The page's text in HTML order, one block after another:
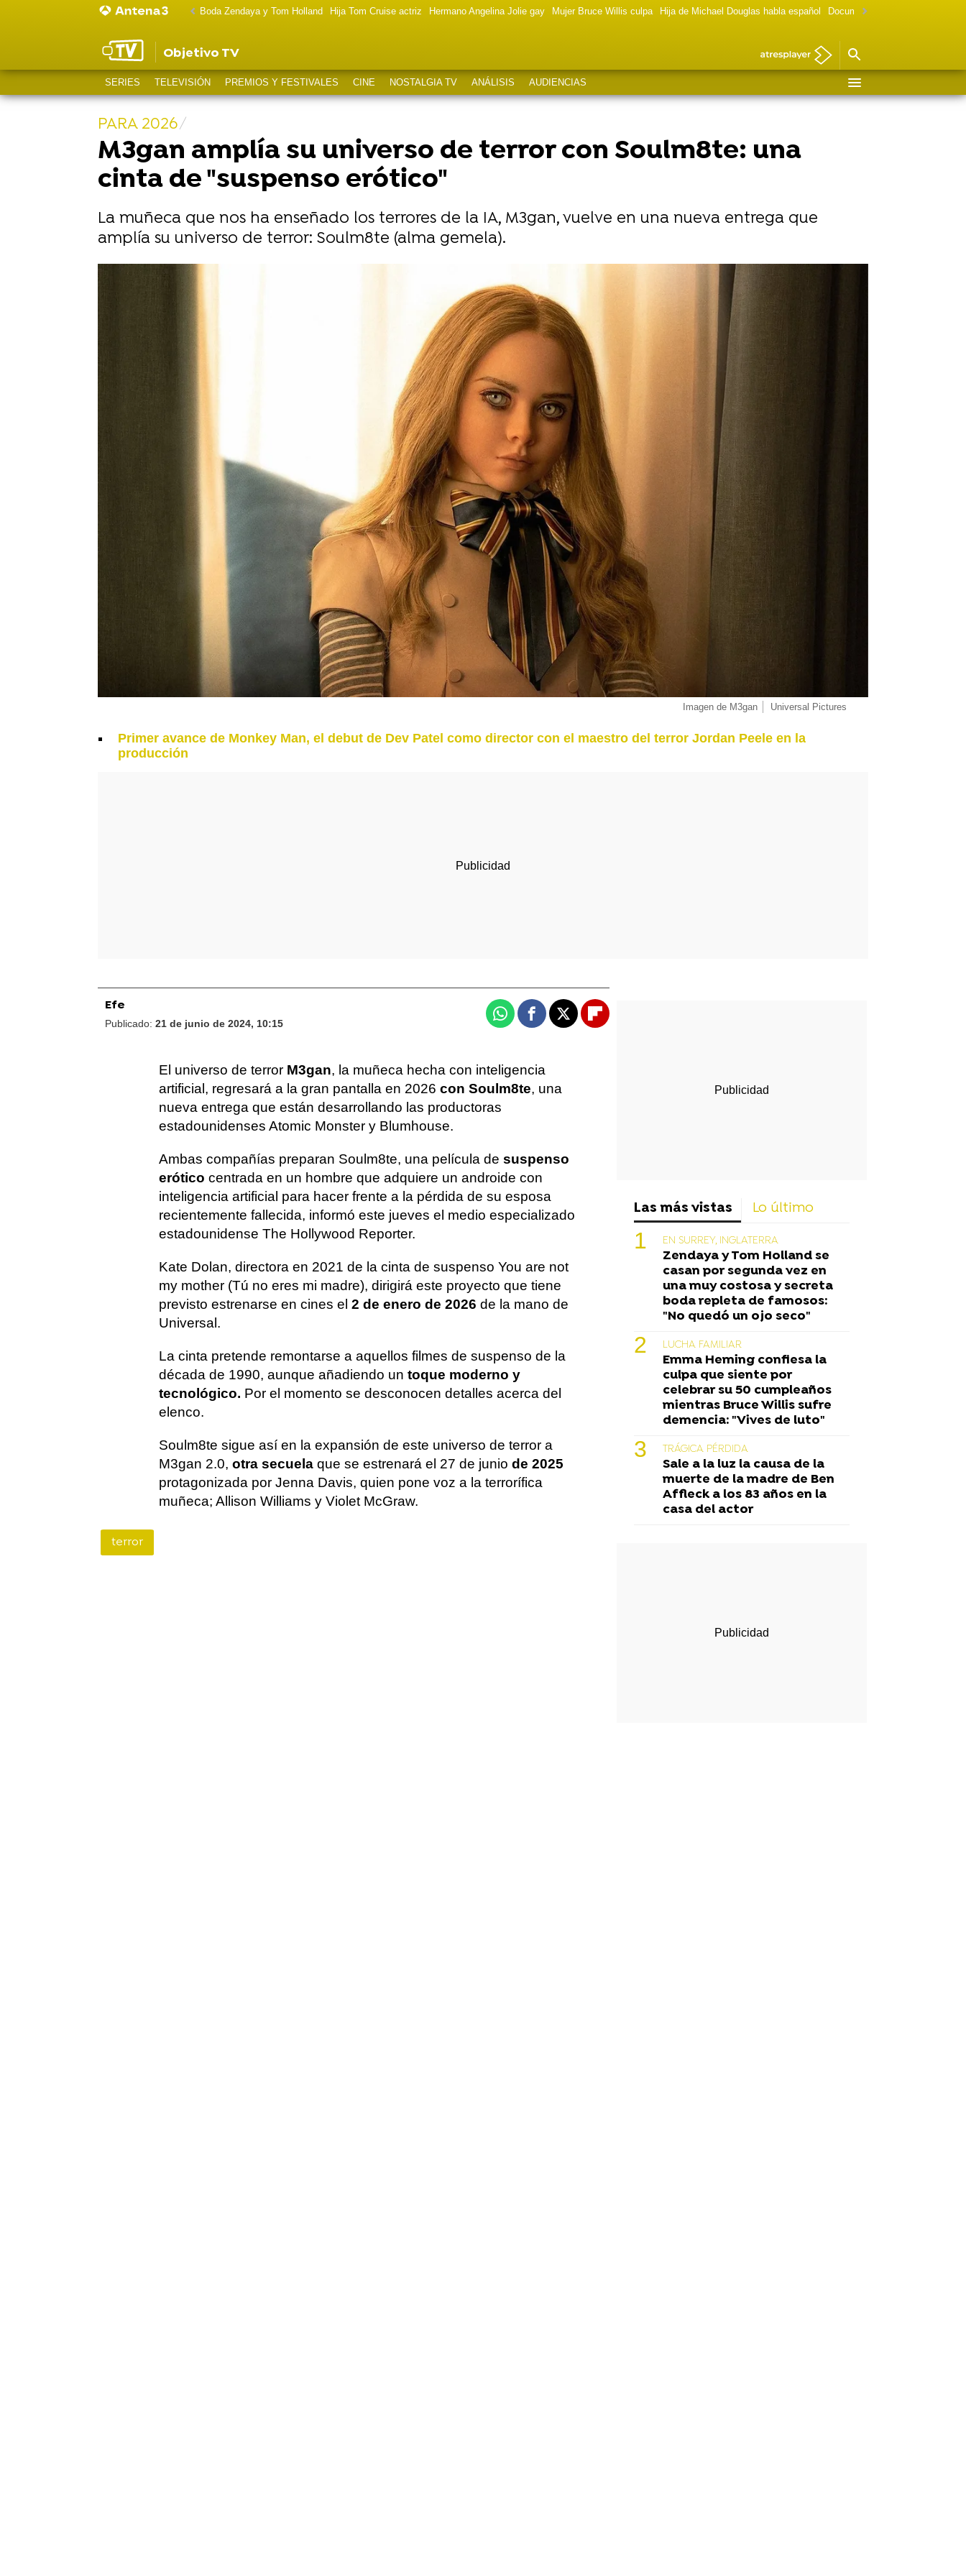
Boda Zendaya y Tom Holland Hija Tom Cruise actriz Hermano Angelina Jolie gay Mujer Bruce Willis culpa Hija de Michael Douglas habla español Documental Las chicas Gilmore
Objetivo TV
SERIES TELEVISIÓN PREMIOS Y FESTIVALES CINE NOSTALGIA TV ANÁLISIS AUDIENCIAS
PARA 2026
M3gan amplía su universo de terror con Soulm8te: una
cinta de "suspenso erótico"
La muñeca que nos ha enseñado los terrores de la IA, M3gan, vuelve en una nueva entrega que
amplía su universo de terror: Soulm8te (alma gemela).
Imagen de M3gan Universal Pictures
Primer avance de Monkey Man, el debut de Dev Patel como director con el maestro del terror Jordan Peele en la
producción
Efe
Publicado: 21 de junio de 2024, 10:15 WhatsappFacebook
X Flipboard
El universo de terror M3gan, la muñeca hecha con inteligencia
artificial, regresará a la gran pantalla en 2026 con Soulm8te, una
nueva entrega que están desarrollando las productoras
estadounidenses Atomic Monster y Blumhouse.
Ambas compañías preparan Soulm8te, una película de suspenso
erótico centrada en un hombre que adquiere un androide con
inteligencia artificial para hacer frente a la pérdida de su esposa
recientemente fallecida, informó este jueves el medio especializado
estadounidense The Hollywood Reporter.
Kate Dolan, directora en 2021 de la cinta de suspenso You are not
my mother (Tú no eres mi madre), dirigirá este proyecto que tiene
previsto estrenarse en cines el 2 de enero de 2026 de la mano de
Universal.
La cinta pretende remontarse a aquellos filmes de suspenso de la
década de 1990, aunque añadiendo un toque moderno y
tecnológico. Por el momento se desconocen detalles acerca del
elenco.
Soulm8te sigue así en la expansión de este universo de terror a
M3gan 2.0, otra secuela que se estrenará el 27 de junio de 2025
protagonizada por Jenna Davis, quien pone voz a la terrorífica
muñeca; Allison Williams y Violet McGraw.
terror
Las más vistas Lo último
EN SURREY, INGLATERRA
Zendaya y Tom Holland se
casan por segunda vez en
una muy costosa y secreta
boda repleta de famosos:
"No quedó un ojo seco"
LUCHA FAMILIAR
Emma Heming confiesa la
culpa que siente por
celebrar su 50 cumpleaños
mientras Bruce Willis sufre
demencia: "Vives de luto"
TRÁGICA PÉRDIDA
Sale a la luz la causa de la
muerte de la madre de Ben
Affleck a los 83 años en la
casa del actor